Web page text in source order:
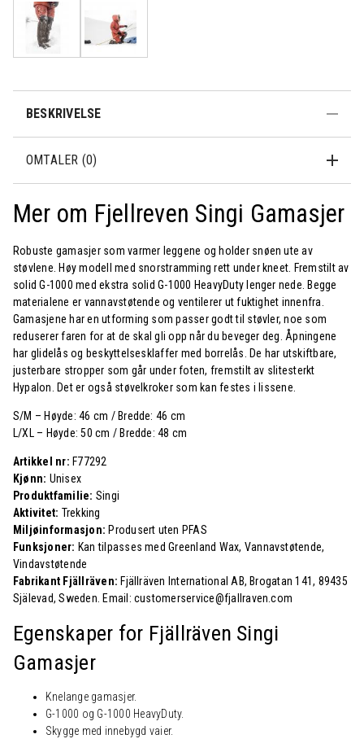
BESKRIVELSE
OMTALER (0)
Mer om Fjellreven Singi Gamasjer
Robuste gamasjer som varmer leggene og holder snøen ute av
støvlene. Høy modell med snorstramming rett under kneet. Fremstilt av
solid G-1000 med ekstra solid G-1000 HeavyDuty lenger nede. Begge
materialene er vannavstøtende og ventilerer ut fuktighet innenfra.
Gamasjene har en utforming som passer godt til støvler, noe som
reduserer faren for at de skal gli opp når du beveger deg. Åpningene
har glidelås og beskyttelsesklaffer med borrelås. De har utskiftbare,
justerbare stropper som går under foten, fremstilt av slitesterkt
Hypalon. Det er også støvelkroker som kan festes i lissene.
S/M – Høyde: 46 cm / Bredde: 46 cm
L/XL – Høyde: 50 cm / Bredde: 48 cm
Artikkel nr: F77292
Kjønn: Unisex
Produktfamilie: Singi
Aktivitet: Trekking
Miljøinformasjon: Produsert uten PFAS
Funksjoner: Kan tilpasses med Greenland Wax, Vannavstøtende,
Vindavstøtende
Fabrikant Fjällräven: Fjällräven International AB, Brogatan 141, 89435
Själevad, Sweden. Email: customerservice@fjallraven.com
Egenskaper for Fjällräven Singi
Gamasjer
Knelange gamasjer.
G-1000 og G-1000 HeavyDuty.
Skygge med innebygd vaier.